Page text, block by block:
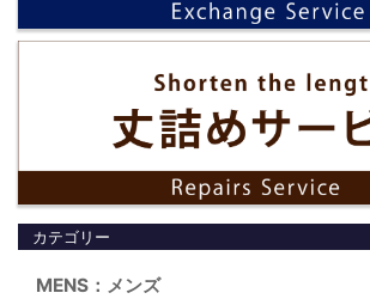
カテゴリー
MENS：メンズ